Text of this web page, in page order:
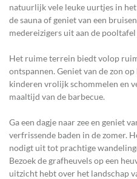
natuurlijk vele leuke uurtjes in
de sauna of geniet van een
medereizigers uit aan de
Het ruime terrein biedt volop
ontspannen. Geniet van de zon
kinderen vrolijk schommelen en
maaltijd van de barbecue.
Ga een dagje naar zee en geniet
verfrissende baden in de zomer.
nodigt uit tot prachtige
Bezoek de grafheuvels op een
uitzicht hebt over het landschap